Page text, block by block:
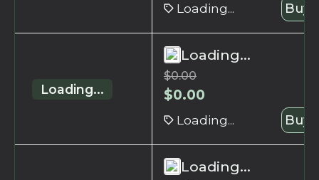
Loading... Buy
Loading...
Loading...
$0.00
$0.00
Loading... Buy
Loading...